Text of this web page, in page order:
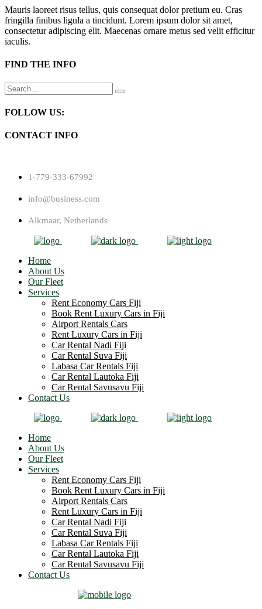
Mauris laoreet risus tellus, quis consequat dolor pretium eu. Cras
fringilla finibus ligula a tincidunt. Lorem ipsum dolor sit amet,
consectetur adipiscing elit. Maecenas ornare metus sed velit efficitur
iaculis.
FIND THE INFO
Search
for:
FOLLOW US:
CONTACT INFO
1-779-333-67992
info@business.com
Alkmaar, Netherlands
Home
About Us
Our Fleet
Services
Rent Economy Cars Fiji
Book Rent Luxury Cars in Fiji
Airport Rentals Cars
Rent Luxury Cars in Fiji
Car Rental Nadi Fiji
Car Rental Suva Fiji
Labasa Car Rentals Fiji
Car Rental Lautoka Fiji
Car Rental Savusavu Fiji
Contact Us
Home
About Us
Our Fleet
Services
Rent Economy Cars Fiji
Book Rent Luxury Cars in Fiji
Airport Rentals Cars
Rent Luxury Cars in Fiji
Car Rental Nadi Fiji
Car Rental Suva Fiji
Labasa Car Rentals Fiji
Car Rental Lautoka Fiji
Car Rental Savusavu Fiji
Contact Us